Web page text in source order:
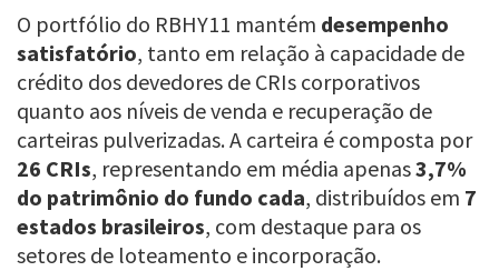
O portfólio do RBHY11 mantém desempenho
satisfatório, tanto em relação à capacidade de
crédito dos devedores de CRIs corporativos
quanto aos níveis de venda e recuperação de
carteiras pulverizadas. A carteira é composta por
26 CRIs, representando em média apenas3,7%
do patrimônio do fundo cada, distribuídos em 7
estados brasileiros, com destaque para os
setores de loteamento e incorporação.